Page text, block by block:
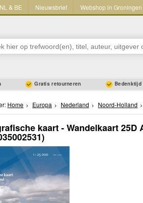
& BE Nieuwsbrief Webshop in Groningen
Gratis retourneren Bedenktijd
Home Europa Nederland Noord-Holland
kaart - Wandelkaart 25D